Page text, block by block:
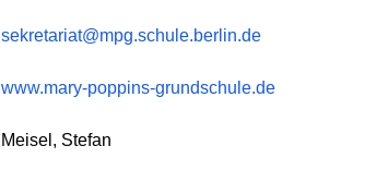
sekretariat@mpg.schule.berlin.de
www.mary-poppins-grundschule.de
Meisel, Stefan